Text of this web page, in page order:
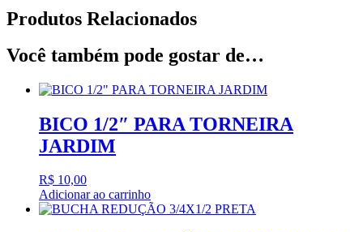
Produtos Relacionados
Você também pode gostar de…
BICO 1/2″ PARA TORNEIRA
JARDIM
R$ 10,00
Adicionar ao carrinho